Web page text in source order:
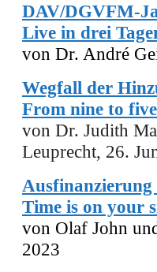
DAV/DGVFM-
Live in drei
von Dr. André
Wegfall der
From nine to
von Dr. Judith
Leuprecht, 26.
Ausfinanzierung
Time is on your
von Olaf John
2023